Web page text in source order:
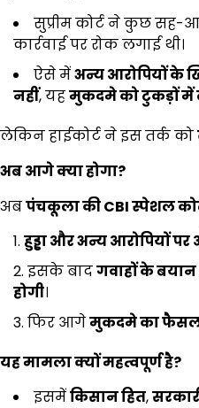
सुप्रीम कोर्ट ने कुछ सह-
कार्रवाई पर रोक लगाई थी।
ऐसे मेंअन्य आरोपियों के
नहीं, यहमुकदमे को टुकड़ों में
लेकिन हाईकोर्ट ने इस तर्क को
अब आगे क्या होगा?
अबपंचकूला कीCBIस्पेशल
हुड्डा और अन्य आरोपियों
इसके बादगवाहों के
होगी।
फिर आगेमुकदमे का
यह मामला क्यों महत्वपूर्ण है?
इसमेंकिसान हित,